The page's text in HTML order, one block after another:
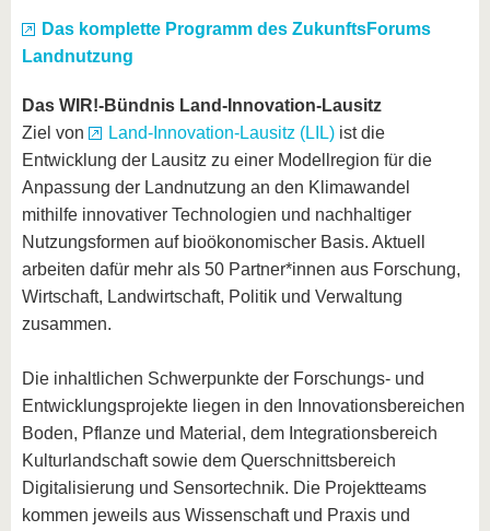
Das komplette Programm des ZukunftsForums
Landnutzung
Das WIR!-Bündnis Land-Innovation-Lausitz
Ziel von
Land-Innovation-Lausitz (LIL) ist die
Entwicklung der Lausitz zu einer Modellregion für die
Anpassung der Landnutzung an den Klimawandel
mithilfe innovativer Technologien und nachhaltiger
Nutzungsformen auf bioökonomischer Basis. Aktuell
arbeiten dafür mehr als 50 Partner*innen aus Forschung,
Wirtschaft, Landwirtschaft, Politik und Verwaltung
zusammen.
Die inhaltlichen Schwerpunkte der Forschungs- und
Entwicklungsprojekte liegen in den Innovationsbereichen
Boden, Pflanze und Material, dem Integrationsbereich
Kulturlandschaft sowie dem Querschnittsbereich
Digitalisierung und Sensortechnik. Die Projektteams
kommen jeweils aus Wissenschaft und Praxis und